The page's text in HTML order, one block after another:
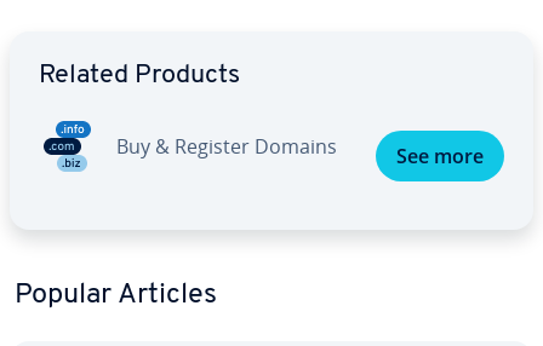
Related Products
Buy & Register Domains See more
Popular Articles